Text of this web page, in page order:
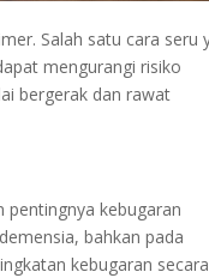
Salah satu cara seru
mengurangi risiko
bergerak dan rawat
pentingnya kebugaran
bahkan pada
kebugaran secara